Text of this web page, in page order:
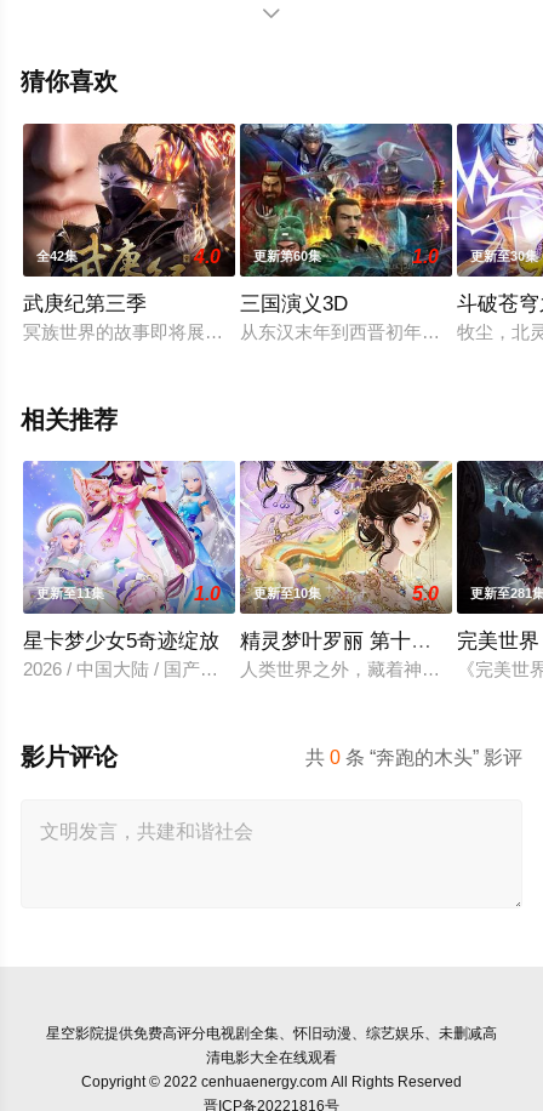
删减完整版动漫全集就上星空影视，更多相关信息可移步

猜你喜欢
全42集 4.0
武庚纪第三季
冥族世界的故事即将展开，十三大将集结，为十万年的屈辱而
更新第60集 1.0
三国演义3D
从东汉末年到西晋初年之间近一百年
更新至30集
斗破苍
牧尘，北
相关推荐
更新至11集 1.0
星卡梦少女5奇迹绽放
2026 / 中国大陆 / 国产动漫
更新至10集 5.0
精灵梦叶罗丽 第十一季（下）
人类世界之外，藏着神秘而美好的叶
更新至281
完美世界
《完美
共0 条 “奔跑的木头” 影评
影片评论
星空影院提供免费高评分电视剧全集、怀旧动漫、综艺娱乐、未删减高
清电影大全在线观看
Copyright © 2022 cenhuaenergy.com All Rights Reserved
晋ICP备20221816号